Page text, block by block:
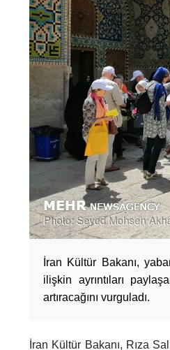
İran Kültür Bakanı,
ilişkin ayrıntıları
artıracağını vurguladı.
İran Kültür Bakanı, Rıza